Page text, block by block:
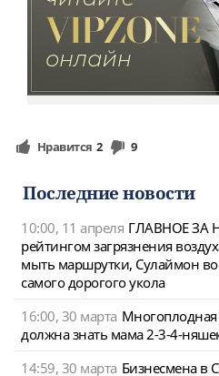
Нравится 2 9
Последние новости
10:00, 11 апреля ГЛАВНОЕ ЗА
рейтингом загрязнения
мыть маршрутки, Сулаймон
самого дорогого укола
16:00, 30 марта Многоплодная
должна знать мама 2-3-4-
14:59, 30 марта Бизнесмена в